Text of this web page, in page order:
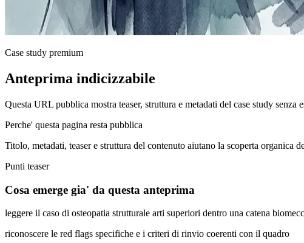
Case study premium
Anteprima indicizzabile
Questa URL pubblica mostra teaser, struttura e metadati del case study
Perche' questa pagina resta pubblica
Titolo, metadati, teaser e struttura del contenuto aiutano la scoperta organica
Punti teaser
Cosa emerge gia' da questa anteprima
leggere il caso di osteopatia strutturale arti superiori dentro una catena
riconoscere le red flags specifiche e i criteri di rinvio coerenti con il quadro